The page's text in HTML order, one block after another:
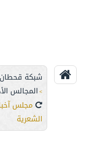
شبكة
> المجالس
مجلس
الشعرية